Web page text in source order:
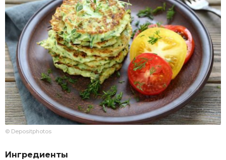
© Depositphotos
Ингредиенты